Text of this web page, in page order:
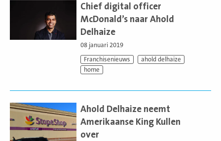
Chief digital officer
McDonald’s naar Ahold
Delhaize
08 januari 2019
Franchisenieuws
ahold delhaize
home
meer
Ahold Delhaize neemt
Amerikaanse King Kullen
over